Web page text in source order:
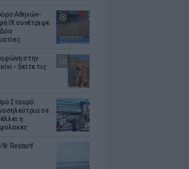
Αθηνών-
ΙΧ συνέτριψε
στην
- δείτε τις
Σταυρό:
σε
η
8: Restart!